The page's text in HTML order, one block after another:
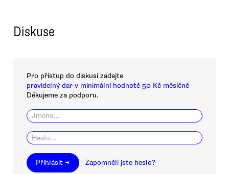
Diskuse
Pro přístup do diskusí zadejte
pravidelný dar v minimální hodnotě 50 Kč měsíčně
Děkujeme za podporu.
Přihlásit → Zapomněli jste heslo?